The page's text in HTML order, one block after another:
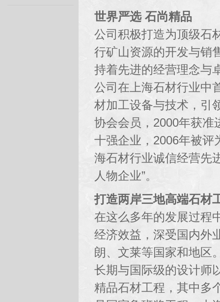
世界严选 石尚精品
公司积极打造为顶级石
行矿山资源的开发与销
持着先进的经营理念与
公司在上海石材行业中
材加工设备与技术，引
协会会员，2000年获准
十强企业，2006年被
海石材行业诚信经营先
人物企业”。
打造两岸三地高端石材
在这么多年的发展过程
经济效益，深受国内外
朗、文莱等国家和地区
长期与国际级的设计师
精品石材工程，其中多